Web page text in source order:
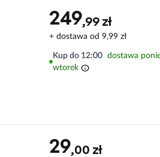
249,99 zł
+ dostawa od 9,99 zł
Kup do 12:00 dostawa
wtorek info
29,00 zł